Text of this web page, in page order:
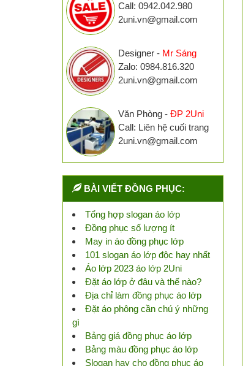
Call: 0942.042.980
2uni.vn@gmail.com
Designer - Mr Sáng
Zalo: 0984.816.320
2uni.vn@gmail.com
Văn Phòng - ĐP 2Uni
Call: Liên hệ cuối trang
2uni.vn@gmail.com
BÀI VIẾT ĐỒNG PHỤC:
Tổng hợp slogan áo lớp
Đồng phục số lượng ít
May in áo đồng phục lớp
101 slogan áo lớp độc hay nhất
Áo lớp 2023 áo lớp 2Uni
Đặt áo lớp ở đâu và thế nào?
Địa chỉ làm đồng phục áo lớp
Đặt áo phông cần chú ý những
gì
Bảng giá đồng phục áo lớp
Bảng màu đồng phục áo lớp
Slogan hay cho đồng phục áo